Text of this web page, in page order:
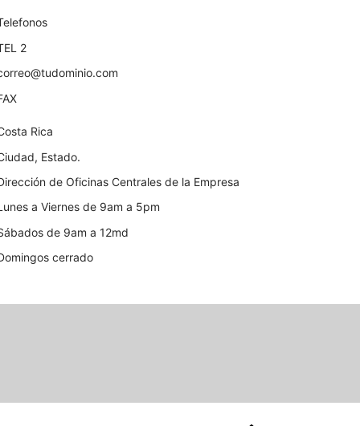
2
Rica
Estado.
de Oficinas Centrales de la Empresa
a Viernes de 9am a 5pm
de 9am a 12md
cerrado